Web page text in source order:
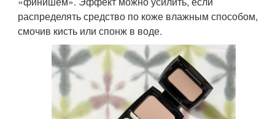
распределять средство по коже влажным способом,
смочив кисть или спонж в воде.